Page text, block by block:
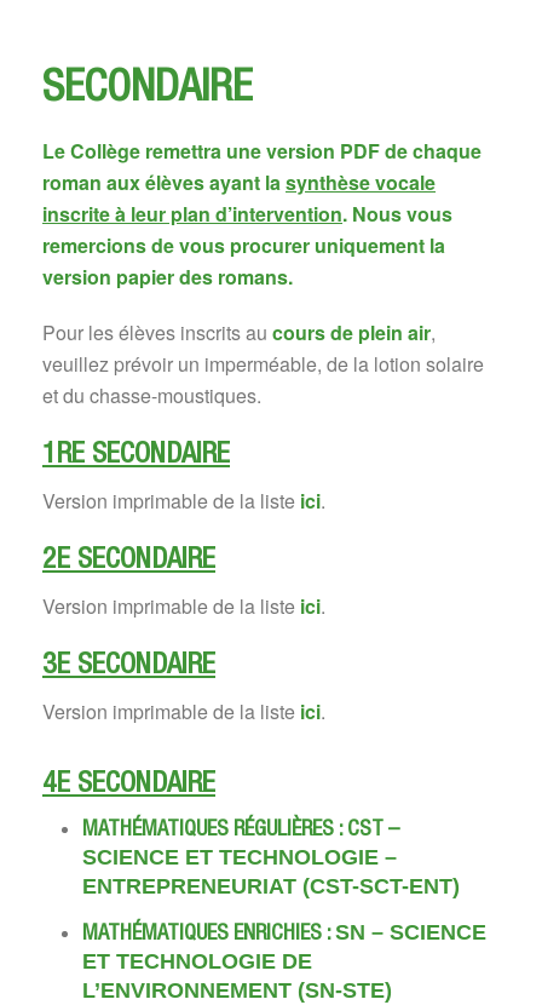
SECONDAIRE
Le Collège remettra une version PDF de chaque
roman aux élèves ayant la synthèse vocale
inscrite à leur plan d’intervention. Nous vous
remercions de vous procurer uniquement la
version papier des romans.
Pour les élèves inscrits au cours de plein air,
veuillez prévoir un imperméable, de la lotion solaire
et du chasse-moustiques.
1RE SECONDAIRE
Version imprimable de la liste ici.
2E SECONDAIRE
Version imprimable de la liste ici.
3E SECONDAIRE
Version imprimable de la liste ici.
4E SECONDAIRE
MATHÉMATIQUES RÉGULIÈRES : CST –
SCIENCE ET TECHNOLOGIE –
ENTREPRENEURIAT (CST-SCT-ENT)
MATHÉMATIQUES ENRICHIES :SN – SCIENCE
ET TECHNOLOGIE DE
L’ENVIRONNEMENT (SN-STE)